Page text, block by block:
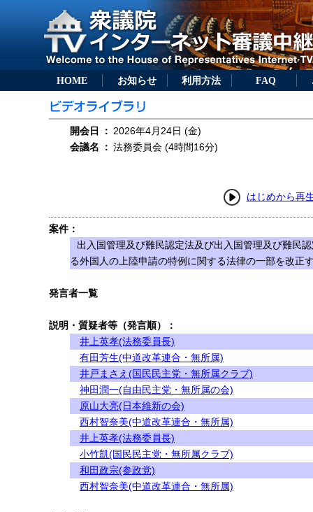
HOME お知らせ 利用方法 FAQ
開会日 ： 2026年4月24日 (金)
会議名
： 法務委員会 (4時間16分)
はじめから再
案件：
出入国管理及び難民認定法及び出入国管理及び難民
る外国人の上陸申請の特例に関する法律の一部を改正
発言者一覧
説明・質疑者等（発言順）：
井上英孝(法務委員長)
有田芳生(中道改革連合・無所属)
井戸まさえ(国民民主党・無所属クラブ)
神田潤一(自由民主党・無所属の会)
原山大亮(日本維新の会)
西村智奈美(中道改革連合・無所属)
井上英孝(法務委員長)
小竹凱(国民民主党・無所属クラブ)
和田政宗(参政党)
西村智奈美(中道改革連合・無所属)